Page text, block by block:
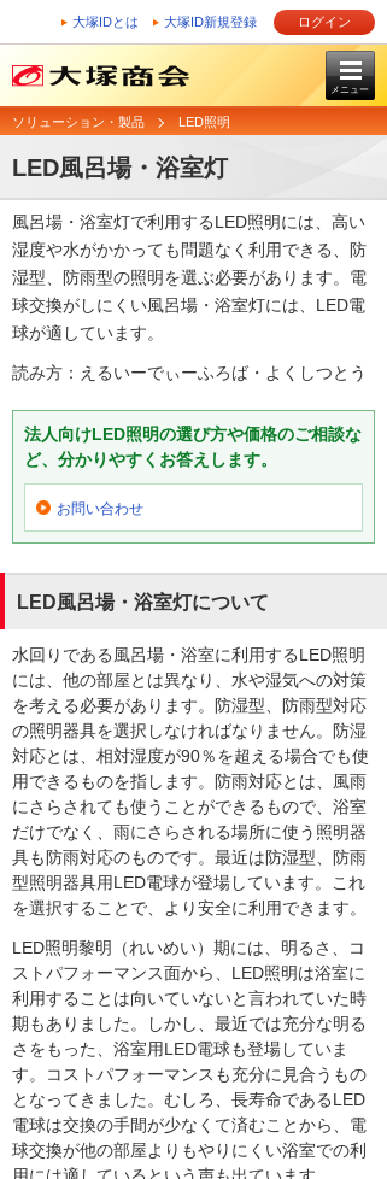
大塚IDとは 大塚ID新規登録 ログイン
メニュー
ソリューション・製品 LED照明
LED風呂場・浴室灯
風呂場・浴室灯で利用するLED照明には、高い
湿度や水がかかっても問題なく利用できる、防
湿型、防雨型の照明を選ぶ必要があります。電
球交換がしにくい風呂場・浴室灯には、LED電
球が適しています。
読み方：えるいーでぃーふろば・よくしつとう
法人向けLED照明の選び方や価格のご相談な
ど、分かりやすくお答えします。
お問い合わせ
LED風呂場・浴室灯について
水回りである風呂場・浴室に利用するLED照明
には、他の部屋とは異なり、水や湿気への対策
を考える必要があります。防湿型、防雨型対応
の照明器具を選択しなければなりません。防湿
対応とは、相対湿度が90％を超える場合でも使
用できるものを指します。防雨対応とは、風雨
にさらされても使うことができるもので、浴室
だけでなく、雨にさらされる場所に使う照明器
具も防雨対応のものです。最近は防湿型、防雨
型照明器具用LED電球が登場しています。これ
を選択することで、より安全に利用できます。
LED照明黎明（れいめい）期には、明るさ、コ
ストパフォーマンス面から、LED照明は浴室に
利用することは向いていないと言われていた時
期もありました。しかし、最近では充分な明る
さをもった、浴室用LED電球も登場していま
す。コストパフォーマンスも充分に見合うもの
となってきました。むしろ、長寿命であるLED
電球は交換の手間が少なくて済むことから、電
球交換が他の部屋よりもやりにくい浴室での利
用には適しているという声も出ています。